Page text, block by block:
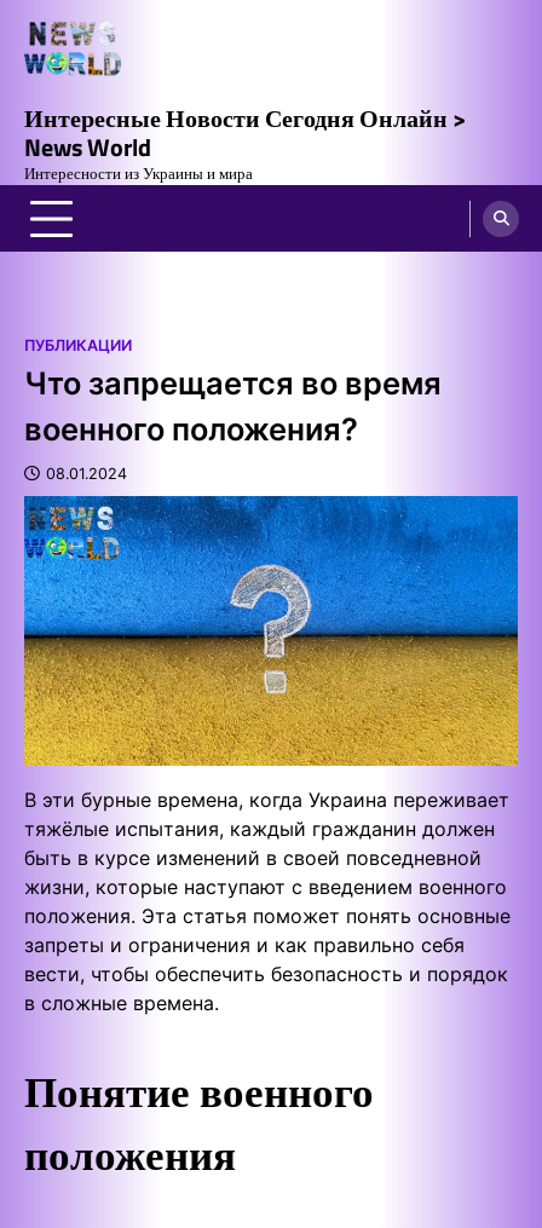
content
Интересные Новости Сегодня Онлайн >
News World
Интересности из Украины и мира
ПУБЛИКАЦИИ
Что запрещается во время
военного положения?
08.01.2024
В эти бурные времена, когда Украина переживает
тяжёлые испытания, каждый гражданин должен
быть в курсе изменений в своей повседневной
жизни, которые наступают с введением военного
положения. Эта статья поможет понять основные
запреты и ограничения и как правильно себя
вести, чтобы обеспечить безопасность и порядок
в сложные времена.
Понятие военного
положения